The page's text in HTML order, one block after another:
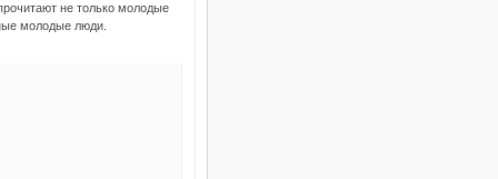
не только молодые
молодые люди.